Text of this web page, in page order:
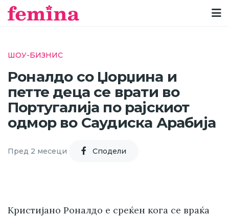
ШОУ-БИЗНИС
Роналдо со Џорџина и
петте деца се врати во
Португалија по рајскиот
одмор во Саудиска Арабија
Пред 2 месеци Cподели
Кристијано Роналдо е среќен кога се враќа